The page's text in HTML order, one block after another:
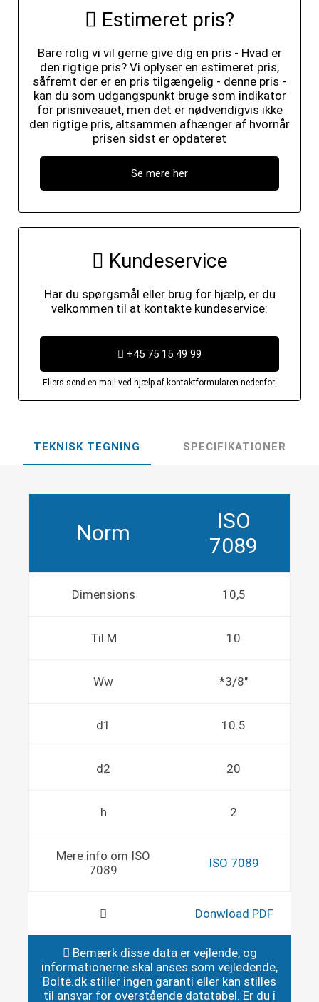
Estimeret pris?
Bare rolig vi vil gerne give dig en pris - Hvad er
den rigtige pris? Vi oplyser en estimeret pris,
såfremt der er en pris tilgængelig - denne pris -
kan du som udgangspunkt bruge som indikator
for prisniveauet, men det er nødvendigvis ikke
den rigtige pris, altsammen afhænger af hvornår
prisen sidst er opdateret
Se mere her
Kundeservice
Har du spørgsmål eller brug for hjælp, er du
velkommen til at kontakte kundeservice:
+45 75 15 49 99
Ellers send en mail ved hjælp af kontaktformularen nedenfor.
TEKNISK TEGNING SPECIFIKATIONER
Norm
ISO
7089
Dimensions 10,5
Til M 10
Ww *3/8"
d1 10.5
d2 20
h 2
Mere info om ISO
7089
ISO 7089
Donwload PDF
Bemærk disse data er vejlende, og
informationerne skal anses som vejledende,
Bolte.dk stiller ingen garanti eller kan stilles
til ansvar for overstående datatabel. Er du i